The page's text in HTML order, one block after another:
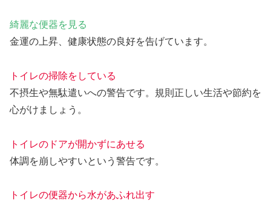
綺麗な便器を見る
金運の上昇、健康状態の良好を告げています。
トイレの掃除をしている
不摂生や無駄遣いへの警告です。規則正しい生活や節約を
心がけましょう。
トイレのドアが開かずにあせる
体調を崩しやすいという警告です。
トイレの便器から水があふれ出す